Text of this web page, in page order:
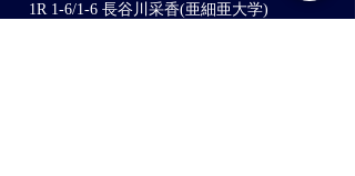
1R 1-6/1-6 長谷川采香(亜細亜大学)